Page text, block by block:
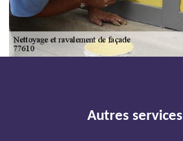
Autres services